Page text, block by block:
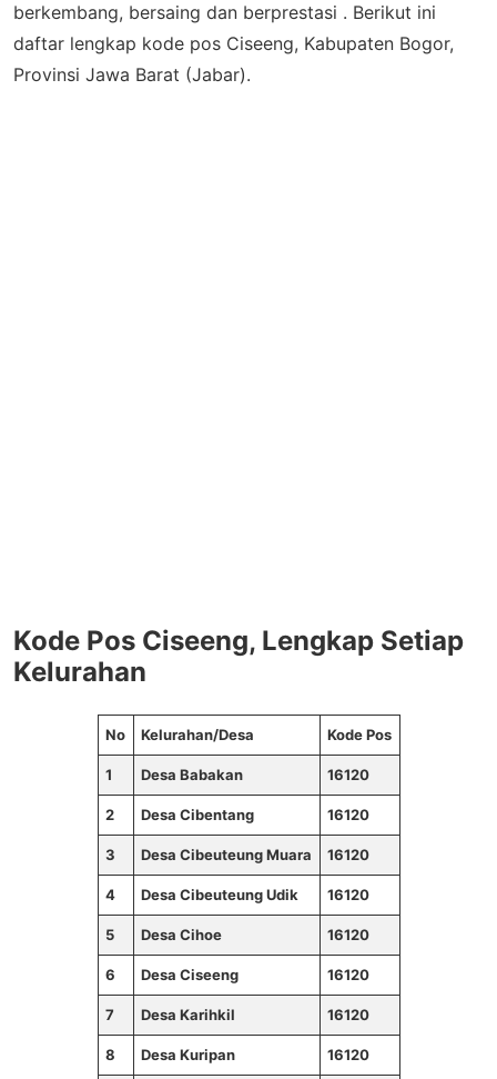
berkembang, bersaing dan berprestasi . Berikut ini
daftar lengkap kode pos Ciseeng, Kabupaten Bogor,
Provinsi Jawa Barat (Jabar).
Kode Pos Ciseeng, Lengkap Setiap
Kelurahan
No Kelurahan/Desa Kode Pos
1 Desa Babakan 16120
2 Desa Cibentang 16120
3 Desa Cibeuteung Muara 16120
4 Desa Cibeuteung Udik 16120
5 Desa Cihoe 16120
6 Desa Ciseeng 16120
7 Desa Karihkil 16120
8 Desa Kuripan 16120